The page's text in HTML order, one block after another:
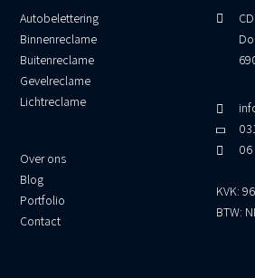
Autobelettering
Binnenreclame
Buitenreclame
Gevelreclame
Lichtreclame
Over ons
Blog
Portfolio
Contact
06
KVK:
BTW: